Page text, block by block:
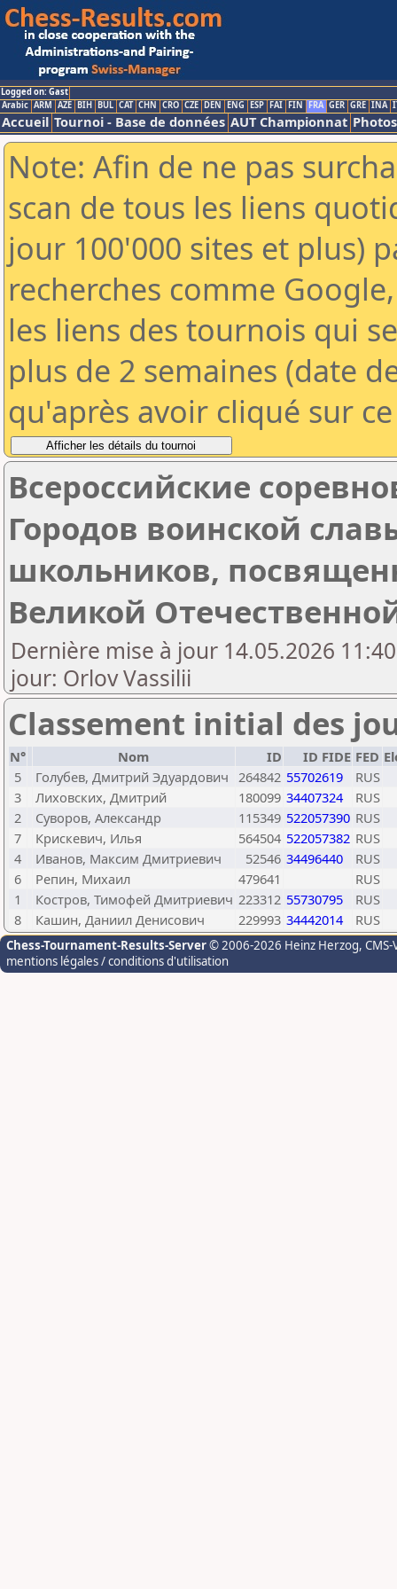
Logged on: Gast
Arabic ARM AZE BIH BUL CAT CHN CRO CZE DEN ENG ESP FAI FIN FRA GER GRE INA
Accueil Tournoi - Base de données AUT Championnat Photos
Note: Afin de ne pas
scan de tous les liens
jour 100'000 sites et plus)
recherches comme
les liens des tournois qui
plus de 2 semaines (date
qu'après avoir cliqué sur
Всероссийские
Городов воинской
школьников,
Великой
Dernière mise à jour 14.05.2026
jour: Orlov Vassilii
Classement initial des
N° Nom ID ID FIDE FED
5
Голубев, Дмитрий Эдуардович 264842 55702619
RUS
3
Лиховских, Дмитрий 180099 34407324
RUS
2
Суворов, Александр 115349 522057390 RUS
7
Крискевич, Илья 564504 522057382 RUS
4
Иванов, Максим Дмитриевич 52546 34496440
RUS
6
Репин, Михаил 479641
RUS
1
Костров, Тимофей Дмитриевич 223312 55730795
RUS
8
Кашин, Даниил Денисович 229993 34442014 RUS
Chess-Tournament-Results-Server© 2006-2026 Heinz Herzog,
mentions légales / conditions d'utilisation